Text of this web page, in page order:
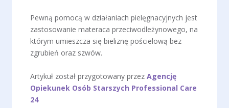
Pewną pomocą w działaniach pielęgnacyjnych jest
zastosowanie materaca przeciwodleżynowego, na
którym umieszcza się bieliznę pościelową bez
zgrubień oraz szwów.
Artykuł został przygotowany przez Agencję
Opiekunek Osób Starszych Professional Care
24